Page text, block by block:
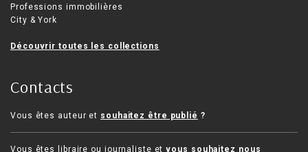
Professions immobilières
City & York
Découvrir toutes les collections
Contacts
Vous êtes auteur et souhaitez être publié ?
Vous êtes libraire ou journaliste etvous souhaitez nous